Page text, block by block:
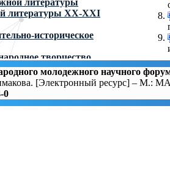
литературы
литературы ХХ-XXI
историческое
творчество
прикладная лингвистика
и коммуникации
исследование переводов
молодежного научного
[Электронный ресурс] – М.:
0